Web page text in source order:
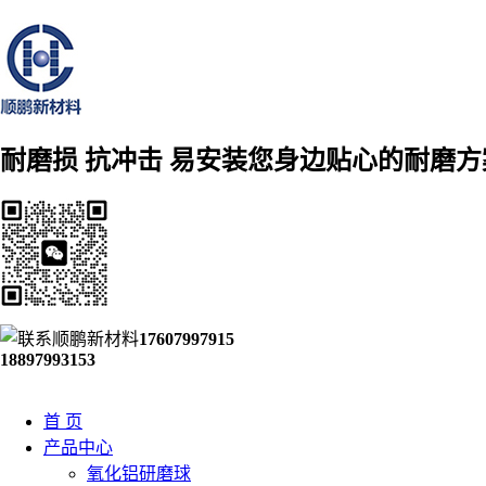
耐磨损 抗冲击 易安装您身边贴心的耐磨
17607997915
18897993153
首 页
产品中心
氧化铝研磨球